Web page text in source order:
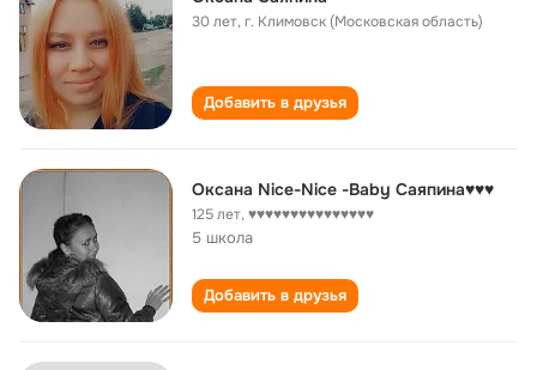
30 лет,г. Климовск (Московская область)
Добавить в друзья
Оксана Nice-Nice -Baby Саяпина♥♥♥
125 лет,♥♥♥♥♥♥♥♥♥♥♥♥♥♥♥
5 школа
Добавить в друзья